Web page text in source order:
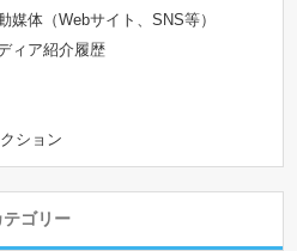
媒体（Webサイト、SNS等）
ィア紹介履歴
ション
テゴリー